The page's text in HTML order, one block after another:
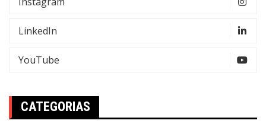
LinkedIn
YouTube
CATEGORIAS